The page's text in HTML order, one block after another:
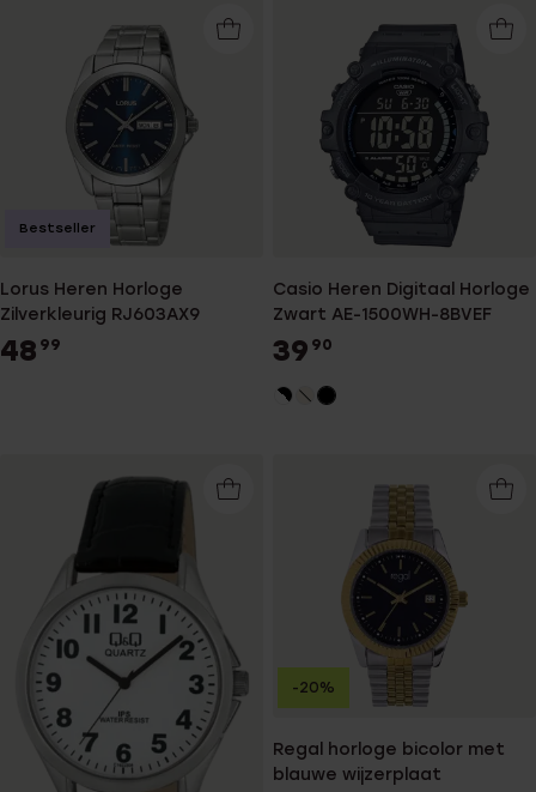
Lorus Heren Horloge
Zilverkleurig RJ603AX9
48 99
Bestseller
Casio Heren Digitaal Horloge
Zwart AE-1500WH-8BVEF
39 90
Regal horloge bicolor met
blauwe wijzerplaat
-20%